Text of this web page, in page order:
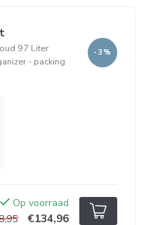
97 Liter
- packing
-3%
Op voorraad
€134,96